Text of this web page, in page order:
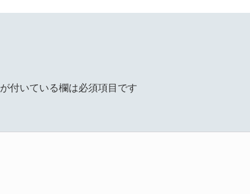
が付いている欄は必須項目です